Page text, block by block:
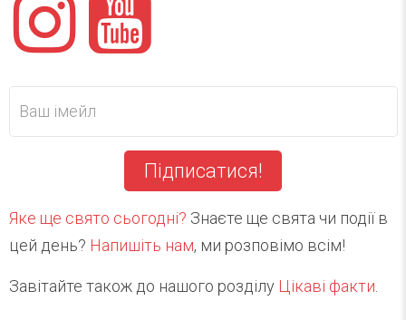
Підписатися!
Яке ще свято сьогодні? Знаєте ще свята чи події в
цей день? Напишіть нам, ми розповімо всім!
Завітайте також до нашого розділу Цікаві факти.